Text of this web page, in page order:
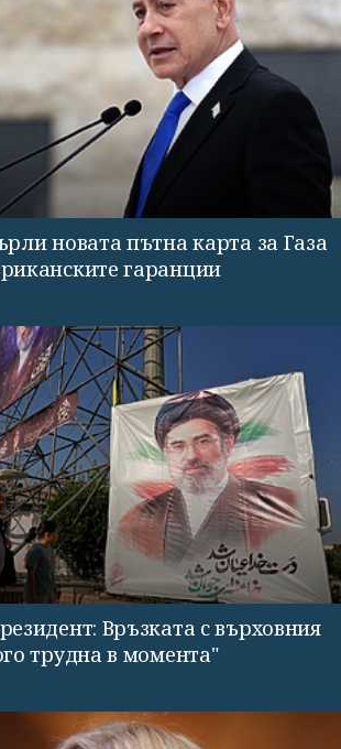
новата пътна карта за Газа
гаранции
Връзката с върховния
трудна в момента"